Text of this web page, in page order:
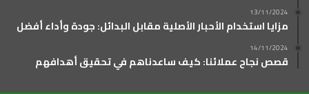
13/11/2024
مزايا استخدام الأحبار الأصلية مقابل البدائل: جودة وأداء أفضل
14/11/2024
قصص نجاح عملائنا: كيف ساعدناهم في تحقيق أهدافهم